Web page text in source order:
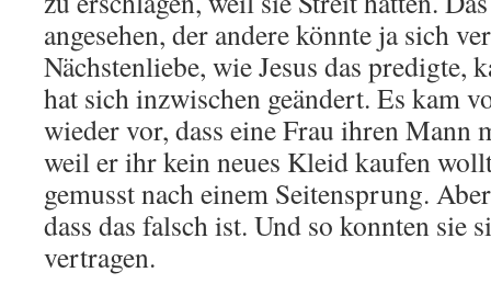
angesehen, der andere könnte ja sich
Nächstenliebe, wie Jesus das predigte,
hat sich inzwischen geändert. Es kam
wieder vor, dass eine Frau ihren Mann
weil er ihr kein neues Kleid kaufen
gemusst nach einem Seitensprung.
dass das falsch ist. Und so konnten sie
vertragen.